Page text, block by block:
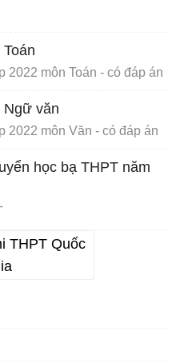
2022 môn Toán - có đáp án
Ngữ văn
2022 môn Văn - có đáp án
học bạ THPT năm
THPT Quốc